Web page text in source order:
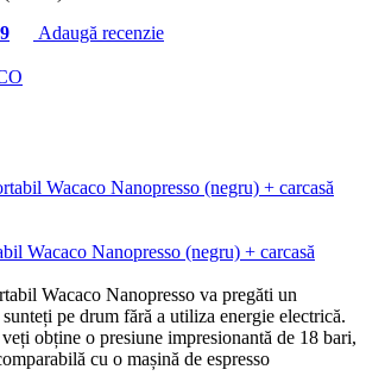
Adaugă recenzie
Wacaco Nanopresso (negru) + carcasă
Wacaco Nanopresso va pregăti un
sunteți pe drum fără a utiliza energie electrică.
obține o presiune impresionantă de 18 bari,
cu o mașină de espresso